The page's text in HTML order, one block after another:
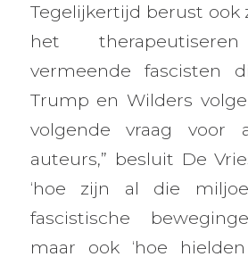
Tegelijkertijd berust ook
het
vermeende fascisten
Trump en Wilders
volgende vraag voor
auteurs,” besluit De
‘hoe zijn al die
fascistische
maar ook ‘hoe